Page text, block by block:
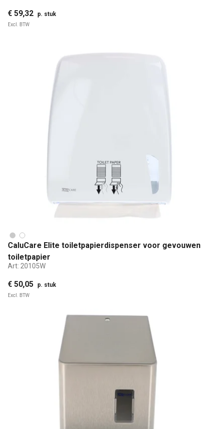
€ 59,32 p. stuk
Excl. BTW
CaluCare Elite toiletpapierdispenser voor gevouwen
toiletpapier
Art: 20105W
€ 50,05 p. stuk
Excl. BTW